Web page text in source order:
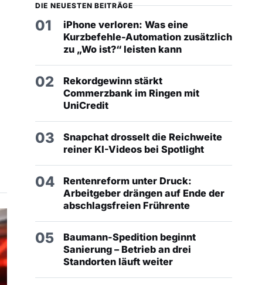
DIE NEUESTEN BEITRÄGE
01
iPhone verloren: Was eine
Kurzbefehle-Automation zusätzlich
zu „Wo ist?“ leisten kann
02
Rekordgewinn stärkt
Commerzbank im Ringen mit
UniCredit
03
Snapchat drosselt die Reichweite
reiner KI-Videos bei Spotlight
04
Rentenreform unter Druck:
Arbeitgeber drängen auf Ende der
abschlagsfreien Frührente
05
Baumann-Spedition beginnt
Sanierung – Betrieb an drei
Standorten läuft weiter